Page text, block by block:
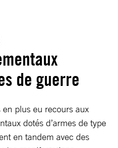
de guerre
plus eu recours aux
dotés d’armes de type
en tandem avec des